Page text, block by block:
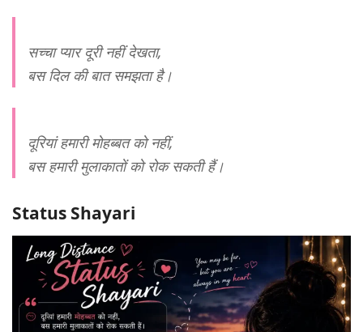
सच्चा प्यार दूरी नहीं देखता,
बस दिल की बात समझता है।
दूरियां हमारी मोहब्बत को नहीं,
बस हमारी मुलाकातों को रोक सकती हैं।
Status Shayari